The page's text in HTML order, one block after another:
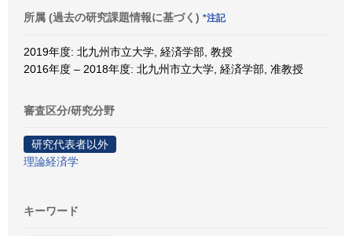
所属 (過去の研究課題情報に基づく) *注記
2019年度: 北九州市立大学, 経済学部, 教授
2016年度 – 2018年度: 北九州市立大学, 経済学部, 准教授
審査区分/研究分野
研究代表者以外
理論経済学
キーワード